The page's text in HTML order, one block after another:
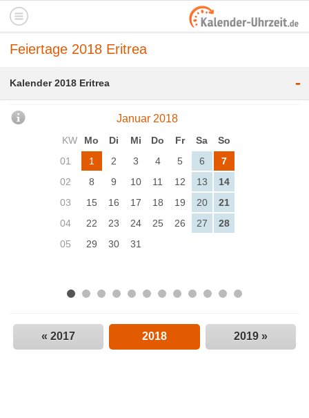
Feiertage 2018 Eritrea
Kalender 2018 Eritrea -
Januar 2018
KW Mo Di Mi Do Fr Sa
So
01
1 2 3 4 5 6
7
02
8 9 10 11 12 13
14
03
15 16 17 18 19 20
21
04
22 23 24 25 26 27
28
05
29 30 31
« 2017 2018 2019 »